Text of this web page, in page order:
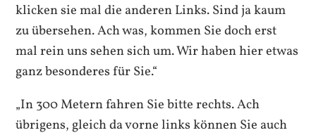
klicken sie mal die anderen Links. Sind ja kaum
zu übersehen. Ach was, kommen Sie doch erst
mal rein uns sehen sich um. Wir haben hier etwas
ganz besonderes für Sie.“
„In 300 Metern fahren Sie bitte rechts. Ach
übrigens, gleich da vorne links können Sie auch